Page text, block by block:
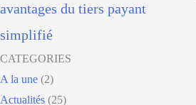
avantages du tiers payant
simplifié
CATEGORIES
A la une (2)
Actualités (25)